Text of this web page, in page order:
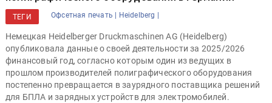
ТЕГИ Офсетная печать | Heidelberg |
Немецкая Heidelberger Druckmaschinen AG (Heidelberg)
опубликовала данные о своей деятельности за 2025/2026
финансовый год, согласно которым один из ведущих в
прошлом производителей полиграфического оборудования
постепенно превращается в заурядного поставщика решений
для БПЛА и зарядных устройств для электромобилей.